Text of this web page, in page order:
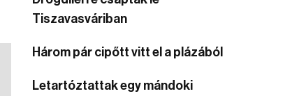
Tiszavasváriban
Három pár cipőtt vitt el a plázából
Letartóztattak egy mándoki